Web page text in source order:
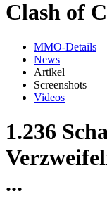
Clash of
MMO-Details
News
Artikel
Screenshots
Videos
1.236
...